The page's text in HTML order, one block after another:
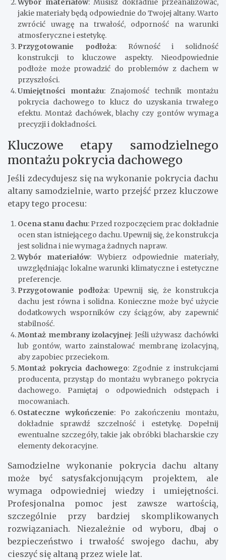
Wybór materiałów: Musisz dokładnie przeanalizować,
jakie materiały będą odpowiednie do Twojej altany. Warto
zwrócić uwagę na trwałość, odporność na warunki
atmosferyczne i estetykę.
Przygotowanie podłoża: Równość i solidność
konstrukcji to kluczowe aspekty. Nieodpowiednie
podłoże może prowadzić do problemów z dachem w
przyszłości.
Umiejętności montażu: Znajomość technik montażu
pokrycia dachowego to klucz do uzyskania trwałego
efektu. Montaż dachówek, blachy czy gontów wymaga
precyzji i dokładności.
Kluczowe etapy samodzielnego
montażu pokrycia dachowego
Jeśli zdecydujesz się na wykonanie pokrycia dachu
altany samodzielnie, warto przejść przez kluczowe
etapy tego procesu:
Ocena stanu dachu: Przed rozpoczęciem prac dokładnie
ocen stan istniejącego dachu. Upewnij się, że konstrukcja
jest solidna i nie wymaga żadnych napraw.
Wybór materiałów: Wybierz odpowiednie materiały,
uwzględniając lokalne warunki klimatyczne i estetyczne
preferencje.
Przygotowanie podłoża: Upewnij się, że konstrukcja
dachu jest równa i solidna. Konieczne może być użycie
dodatkowych wsporników czy ściągów, aby zapewnić
stabilność.
Montaż membrany izolacyjnej: Jeśli używasz dachówki
lub gontów, warto zainstalować membranę izolacyjną,
aby zapobiec przeciekom.
Montaż pokrycia dachowego: Zgodnie z instrukcjami
producenta, przystąp do montażu wybranego pokrycia
dachowego. Pamiętaj o odpowiednich odstępach i
mocowaniach.
Ostateczne wykończenie: Po zakończeniu montażu,
dokładnie sprawdź szczelność i estetykę. Dopełnij
ewentualne szczegóły, takie jak obróbki blacharskie czy
elementy dekoracyjne.
Samodzielne wykonanie pokrycia dachu altany
może być satysfakcjonującym projektem, ale
wymaga odpowiedniej wiedzy i umiejętności.
Profesjonalna pomoc jest zawsze wartością,
szczególnie przy bardziej skomplikowanych
rozwiązaniach. Niezależnie od wyboru, dbaj o
bezpieczeństwo i trwałość swojego dachu, aby
cieszyć się altaną przez wiele lat.